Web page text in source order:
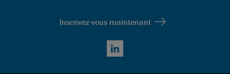
Inscrivez-vous maintenant
LinkedIn